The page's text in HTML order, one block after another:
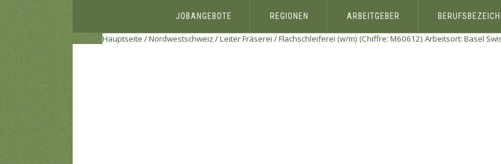
JOBANGEBOTE REGIONEN ARBEITGEBER
Hauptseite /Nordwestschweiz /Leiter Fräserei / Flachschleiferei (w/m) (Chiffre: M60612) Arbeitsort: Basel